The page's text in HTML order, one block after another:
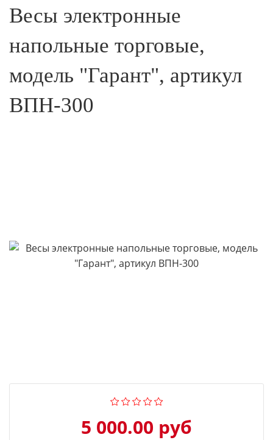
Весы электронные
напольные торговые,
модель "Гарант", артикул
ВПН-300
5 000.00 руб